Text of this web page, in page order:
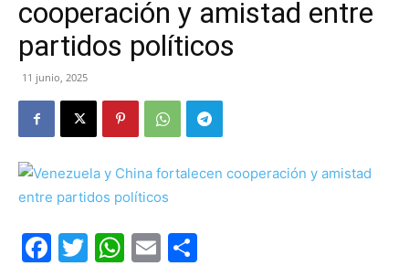
cooperación y amistad entre
partidos políticos
11 junio, 2025
Facebook
Twitter
WhatsApp
Email